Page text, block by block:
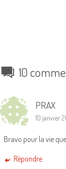
10
PRAX
10 janvier
Bravo pour la vie
Répondre